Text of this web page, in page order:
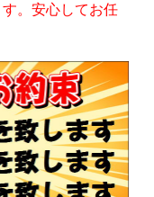
。安心してお任